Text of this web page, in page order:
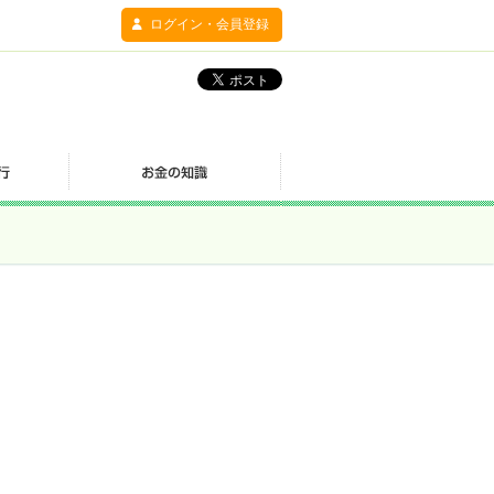
ログイン・会員登録